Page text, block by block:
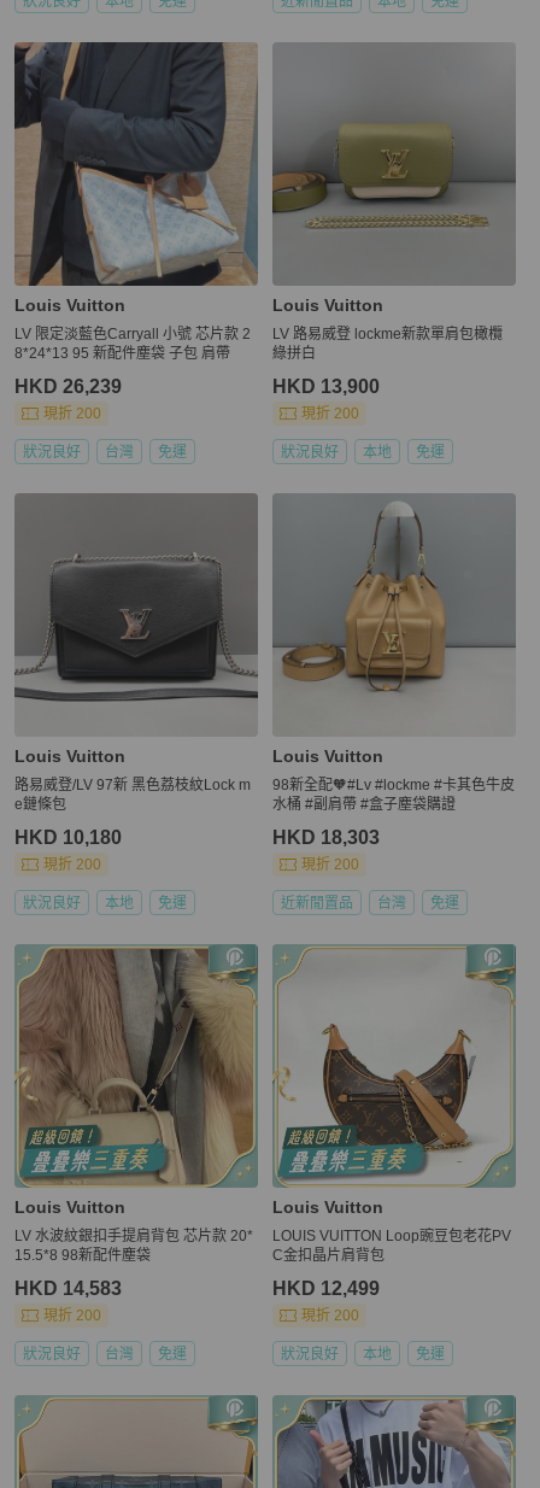
Louis Vuitton
LV 限定淡藍色Carryall 小號 芯片款 2
8*24*13 95 新配件塵袋 子包 肩帶
HKD 26,239
現折 200
狀況良好 台灣 免運
Louis Vuitton
LV 路易威登 lockme新款單肩包橄欖
綠拼白
HKD 13,900
現折 200
狀況良好 本地 免運
Louis Vuitton
路易威登/LV 97新 黑色荔枝紋Lock m
e鏈條包
HKD 10,180
現折 200
狀況良好 本地 免運
Louis Vuitton
98新全配🧡#Lv #lockme #卡其色牛皮
水桶 #副肩帶 #盒子塵袋購證
HKD 18,303
現折 200
近新閒置品 台灣 免運
Louis Vuitton
LV 水波紋銀扣手提肩背包 芯片款 20*
15.5*8 98新配件塵袋
HKD 14,583
現折 200
狀況良好 台灣 免運
Louis Vuitton
LOUIS VUITTON Loop豌豆包老花PV
C金扣晶片肩背包
HKD 12,499
現折 200
狀況良好 本地 免運